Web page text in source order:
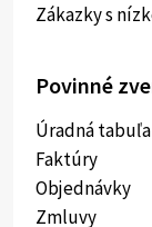
Zákazky s
Povinné
Úradná tabuľa
Faktúry
Objednávky
Zmluvy